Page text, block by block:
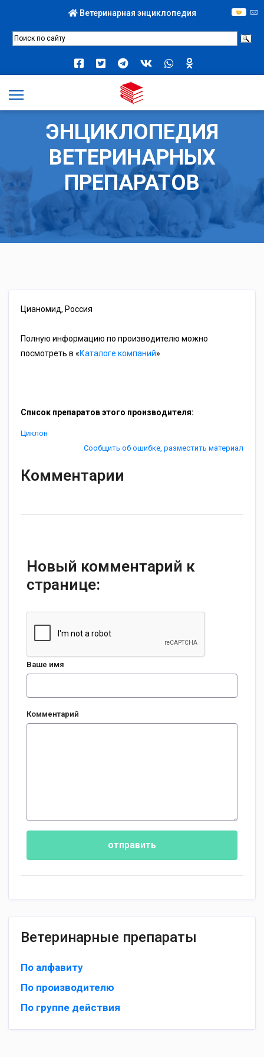
Ветеринарная энциклопедия
ЭНЦИКЛОПЕДИЯ
ВЕТЕРИНАРНЫХ
ПРЕПАРАТОВ
Цианомид, Россия
Полную информацию по производителю можно
посмотреть в «Каталоге компаний»
Список препаратов этого производителя:
Циклон
Сообщить об ошибке, разместить материал
Комментарии
Новый комментарий к
странице:
Ваше имя
Комментарий
отправить
Ветеринарные препараты
По алфавиту
По производителю
По группе действия